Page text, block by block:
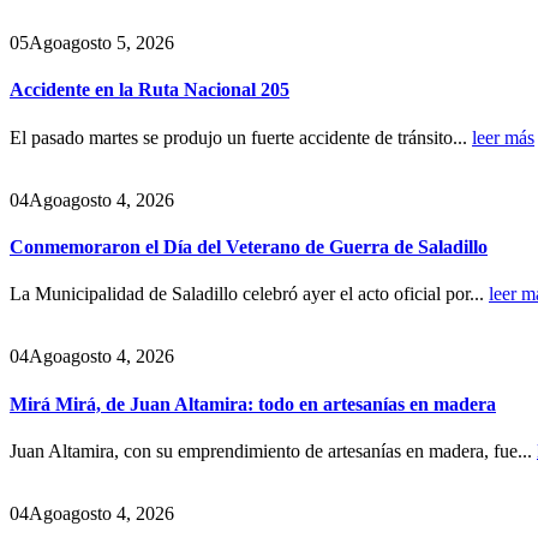
05Agoagosto 5, 2026
Accidente en la Ruta Nacional 205
El pasado martes se produjo un fuerte accidente de tránsito... leer más
04Agoagosto 4, 2026
Conmemoraron el Día del Veterano de Guerra de Saladillo
La Municipalidad de Saladillo celebró ayer el acto oficial por... leer
04Agoagosto 4, 2026
Mirá Mirá, de Juan Altamira: todo en artesanías en madera
Juan Altamira, con su emprendimiento de artesanías en madera, fue...
04Agoagosto 4, 2026